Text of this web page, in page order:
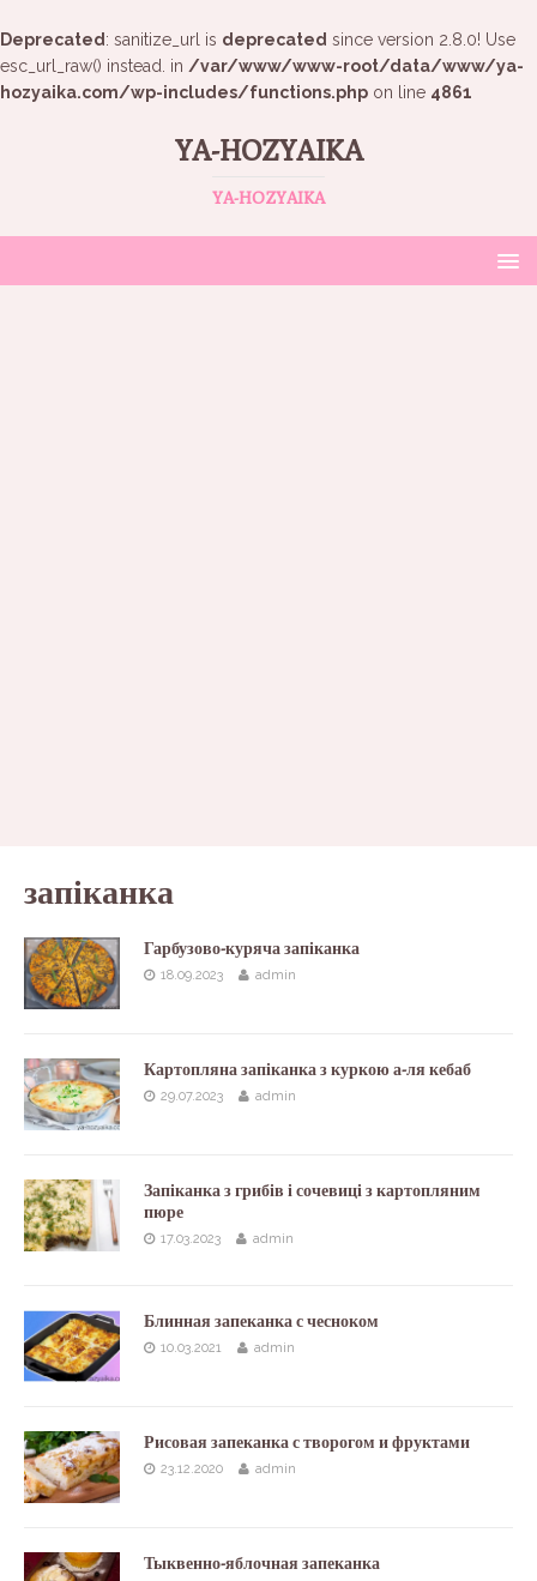
Deprecated : sanitize_url is deprecated since version 2.8.0! Use
esc_url_raw() instead. in /var/www/www-root/data/www/ya-
hozyaika.com/wp-includes/functions.php on line 4861
YA-HOZYAIKA
YA-HOZYAIKA
запіканка
Гарбузово-куряча запіканка
18.09.2023 admin
Картопляна запіканка з куркою а-ля кебаб
29.07.2023 admin
Запіканка з грибів і сочевиці з картопляним
пюре
17.03.2023 admin
Блинная запеканка с чесноком
10.03.2021 admin
Рисовая запеканка с творогом и фруктами
23.12.2020 admin
Тыквенно-яблочная запеканка